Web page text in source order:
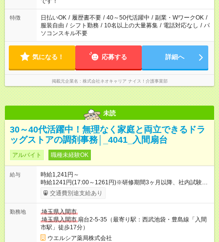
特徴 日払いOK / 履歴書不要 / 40～50代活躍中 / 副業・WワークOK /
服装自由 / シフト勤務 / 10名以上の大量募集 / 電話対応なし / パ
ソコンスキル不要
気になる！ 応募する 詳細へ
掲載元企業名 株式会社ネオキャリア ナイス！介護事業部
未読
30～40代活躍中！無理なく家庭と両立できるドラ
ッグストアの調剤事務│_4041_入間扇台
アルバイト 職種未経験OK
給与
時給1,241円～
時給1241円(17:00～1261円)※研修期間3ヶ月以降、社内試験に
よる更新判定あり 社内試験合格後、時給＋50～100円の昇給あ
り （大学生は＋20円） 試用期間あり：入社日から3ヶ月間／本
間の長さ：3ヶ月 雇用形態、給与は本採用時と同じです。
交通費別途支給あり
勤務地
埼玉県入間市
埼玉県入間市 扇台2-5-35（最寄り駅：西武池袋・豊島線「入間
市駅」徒歩17分）
ウエルシア薬局株式会社